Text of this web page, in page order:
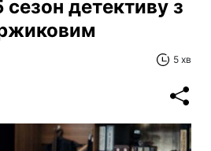
детективу з
5 хв